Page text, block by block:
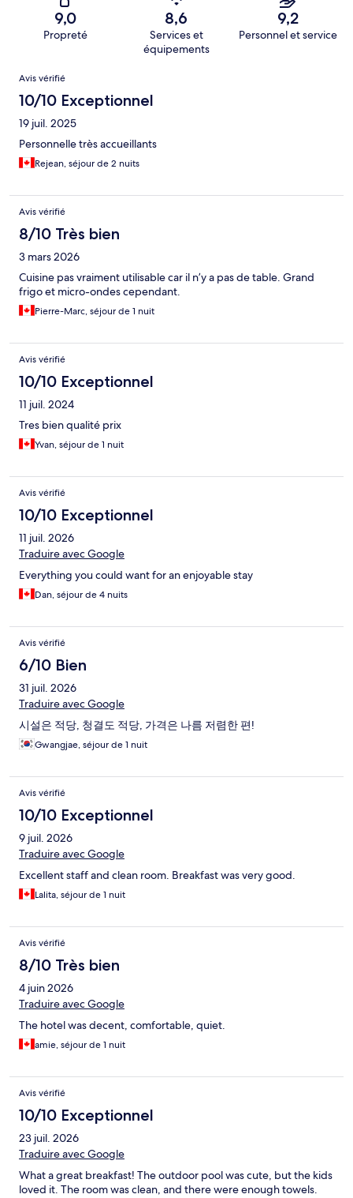
9,0
Propreté
8,6
Services et
équipements
9,2
Personnel et service
Avis
Avis vérifié
10/10 Exceptionnel
19 juil. 2025
Personnelle très accueillants
Rejean, séjour de 2 nuits
Avis vérifié
8/10 Très bien
3 mars 2026
Cuisine pas vraiment utilisable car il n’y a pas de table. Grand
frigo et micro-ondes cependant.
Pierre-Marc, séjour de 1 nuit
Avis vérifié
10/10 Exceptionnel
11 juil. 2024
Tres bien qualité prix
Yvan, séjour de 1 nuit
Avis vérifié
10/10 Exceptionnel
11 juil. 2026
Traduire avec Google
Everything you could want for an enjoyable stay
Dan, séjour de 4 nuits
Avis vérifié
6/10 Bien
31 juil. 2026
Traduire avec Google
시설은 적당, 청결도 적당, 가격은 나름 저렴한 편!
Gwangjae, séjour de 1 nuit
Avis vérifié
10/10 Exceptionnel
9 juil. 2026
Traduire avec Google
Excellent staff and clean room. Breakfast was very good.
Lalita, séjour de 1 nuit
Avis vérifié
8/10 Très bien
4 juin 2026
Traduire avec Google
The hotel was decent, comfortable, quiet.
amie, séjour de 1 nuit
Avis vérifié
10/10 Exceptionnel
23 juil. 2026
Traduire avec Google
What a great breakfast! The outdoor pool was cute, but the kids
loved it. The room was clean, and there were enough towels.